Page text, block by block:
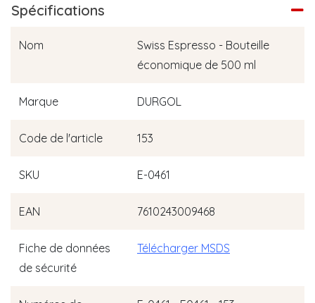
Spécifications
Nom
Swiss Espresso - Bouteille
économique de 500 ml
Marque DURGOL
Code de l'article 153
SKU E-0461
EAN 7610243009468
Fiche de données
de sécurité
Télécharger MSDS